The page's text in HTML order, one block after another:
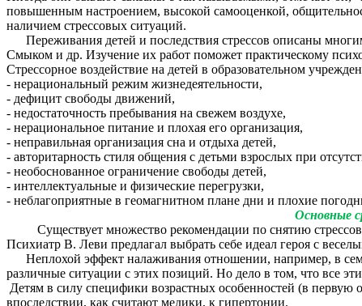
повышенным настроением, высокой самооценкой,
наличием стрессовых ситуаций.
Переживания детей и последствия стрессов описаны
Смыком и др. Изучение их работ поможет практическому
Стрессорное воздействие на детей в образовательном
- нерациональный режим жизнедеятельности,
- дефицит свободы движений,
- недостаточность пребывания на свежем воздухе,
- нерациональное питание и плохая его организация,
- неправильная организация сна и отдыха детей,
- авторитарность стиля общения с детьми взрослых при
- необоснованное ограничение свободы детей,
- интеллектуальные и физические перегрузки,
- неблагоприятные в геомагнитном плане дни и плохие
Основные
Существует множество рекомендации по снятию
Психиатр В. Леви предлагал выбрать себе идеал героя с
Неплохой эффект налаживания отношении, например, в
различные ситуации с этих позиций. Но дело в том, что все
Детям в силу специфики возрастных особенностей (в первую
впоследствии, как считают медики, к гипертонии.